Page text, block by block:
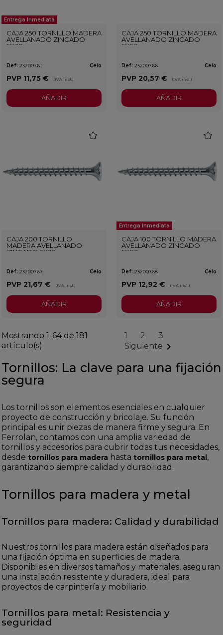
Entrega Inmediata
CAJA 250 TORNILLO MADERA
AVELLANADO ZINCADO
5X30
Ref: 23200761 Celo
PVP 11,75 € (IVA incl.)
AÑADIR
CAJA 250 TORNILLO MADERA
AVELLANADO ZINCADO
5X60
Ref: 23200766 Celo
PVP 20,57 € (IVA incl.)
AÑADIR
CAJA 200 TORNILLO
MADERA AVELLANADO
ZINCADO 5X70
Ref: 23200767 Celo
PVP 21,67 € (IVA incl.)
AÑADIR
Entrega Inmediata
CAJA 100 TORNILLO MADERA
AVELLANADO ZINCADO
5X80
Ref: 23200768 Celo
PVP 12,92 € (IVA incl.)
AÑADIR
Mostrando 1-64 de 181
artículo(s)
1 2
3
Siguiente 
Tornillos: La clave para una fijación
segura
Los tornillos son elementos esenciales en cualquier
proyecto de construcción y bricolaje. Su función
principal es unir piezas de manera firme y segura. En
Ferrolan, contamos con una amplia variedad de
tornillos y accesorios para cubrir todas tus necesidades,
desde tornillos para madera hasta tornillos para metal,
garantizando siempre calidad y durabilidad.
Tornillos para madera y metal
Tornillos para madera: Calidad y durabilidad
Nuestros tornillos para madera están diseñados para
una fijación óptima en superficies de madera.
Disponibles en diversos tamaños y materiales, aseguran
una instalación resistente y duradera, ideal para
proyectos de carpintería y mobiliario.
Tornillos para metal: Resistencia y
seguridad